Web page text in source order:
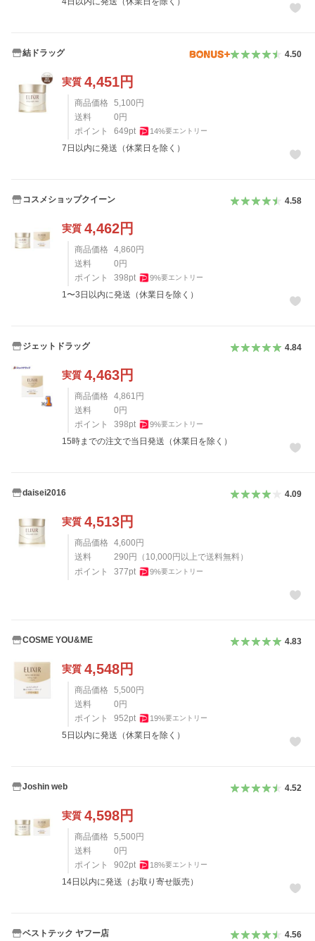
結ドラッグ 4.50
実質 4,451円
商品価格 5,100 円
送料
0 円
ポイント
649pt 14%要エントリー
7日以内に発送（休業日を除く）
コスメショップクイーン 4.58
実質 4,462円
商品価格 4,860 円
送料
0 円
ポイント
398pt 9%要エントリー
1〜3日以内に発送（休業日を除く）
ジェットドラッグ 4.84
実質 4,463円
商品価格 4,861 円
送料
0 円
ポイント
398pt 9%要エントリー
15時までの注文で当日発送（休業日を除く）
daisei2016 4.09
実質 4,513円
商品価格 4,600 円
送料
290 円 （ 10,000 円以上で送料無料）
ポイント
377pt 9%要エントリー
COSME YOU&ME 4.83
実質 4,548円
商品価格 5,500 円
送料
0 円
ポイント
952pt 19%要エントリー
5日以内に発送（休業日を除く）
Joshin web 4.52
実質 4,598円
商品価格 5,500 円
送料
0 円
ポイント
902pt 18%要エントリー
14日以内に発送（お取り寄せ販売）
ベストテック ヤフー店 4.56